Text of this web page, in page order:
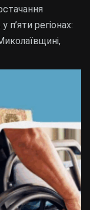
п’яти регіонах: